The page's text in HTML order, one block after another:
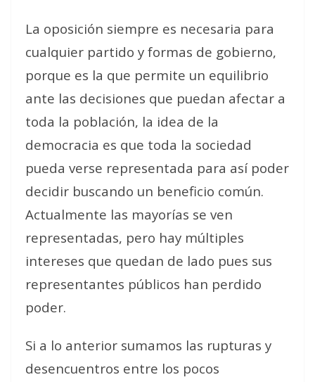
La oposición siempre es necesaria para
cualquier partido y formas de gobierno,
porque es la que permite un equilibrio
ante las decisiones que puedan afectar a
toda la población, la idea de la
democracia es que toda la sociedad
pueda verse representada para así poder
decidir buscando un beneficio común.
Actualmente las mayorías se ven
representadas, pero hay múltiples
intereses que quedan de lado pues sus
representantes públicos han perdido
poder.
Si a lo anterior sumamos las rupturas y
desencuentros entre los pocos